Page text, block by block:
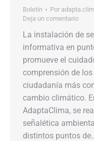
Boletín Por
Deja un comentario
La instalación de
informativa en
promueve el
comprensión de
ciudadanía más
cambio climático.
AdaptaClima, se
señalética
distintos puntos